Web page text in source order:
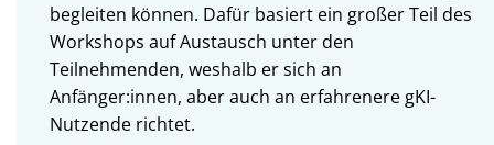
begleiten können. Dafür basiert ein großer Teil des
Workshops auf Austausch unter den
Teilnehmenden, weshalb er sich an
Anfänger:innen, aber auch an erfahrenere gKI-
Nutzende richtet.